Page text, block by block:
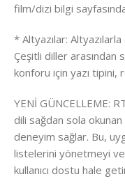
film/dizi bilgi
* Altyazılar:
Çeşitli diller arasından
konforu için yazı tipini,
YENİ GÜNCELLEME:
dili sağdan sola
deneyim sağlar. Bu,
listelerini yönetmeyi ve
kullanıcı dostu hale